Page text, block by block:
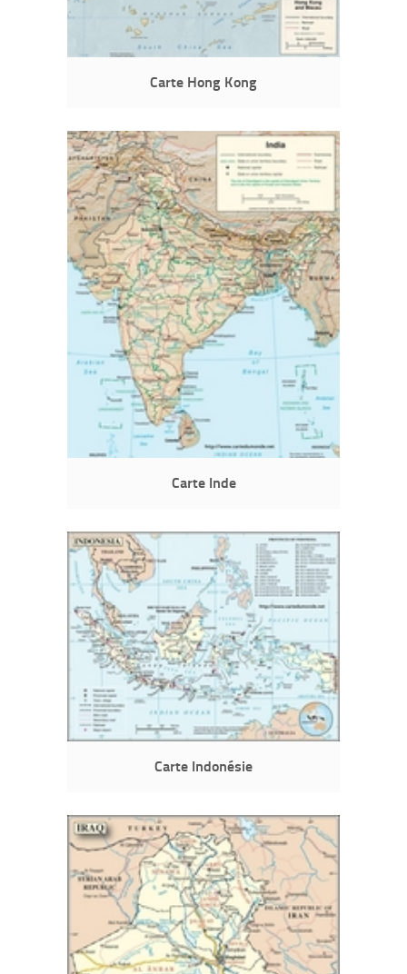
Carte Hong Kong
Carte Inde
Carte Indonésie